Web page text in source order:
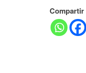
Compartir